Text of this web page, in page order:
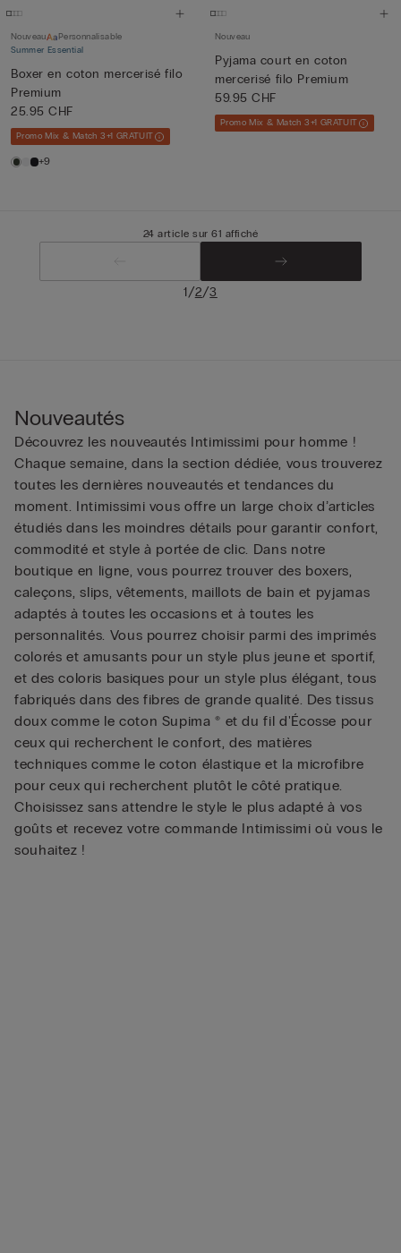
Nouveau
Personnalisable
Summer Essential
Boxer en coton mercerisé filo
Premium
25.95 CHF
Promo Mix & Match 3+1 GRATUIT
+9
Nouveau
Pyjama court en coton
mercerisé filo Premium
59.95 CHF
Promo Mix & Match 3+1 GRATUIT
24 article sur 61 affiché
1/2/3
Nouveautés
Découvrez les nouveautés Intimissimi pour homme !
Chaque semaine, dans la section dédiée, vous trouverez
toutes les dernières nouveautés et tendances du
moment. Intimissimi vous offre un large choix d’articles
étudiés dans les moindres détails pour garantir confort,
commodité et style à portée de clic. Dans notre
boutique en ligne, vous pourrez trouver des boxers,
caleçons, slips, vêtements, maillots de bain et pyjamas
adaptés à toutes les occasions et à toutes les
personnalités. Vous pourrez choisir parmi des imprimés
colorés et amusants pour un style plus jeune et sportif,
et des coloris basiques pour un style plus élégant, tous
fabriqués dans des fibres de grande qualité. Des tissus
doux comme le coton Supima ® et du fil d'Écosse pour
ceux qui recherchent le confort, des matières
techniques comme le coton élastique et la microfibre
pour ceux qui recherchent plutôt le côté pratique.
Choisissez sans attendre le style le plus adapté à vos
goûts et recevez votre commande Intimissimi où vous le
souhaitez !